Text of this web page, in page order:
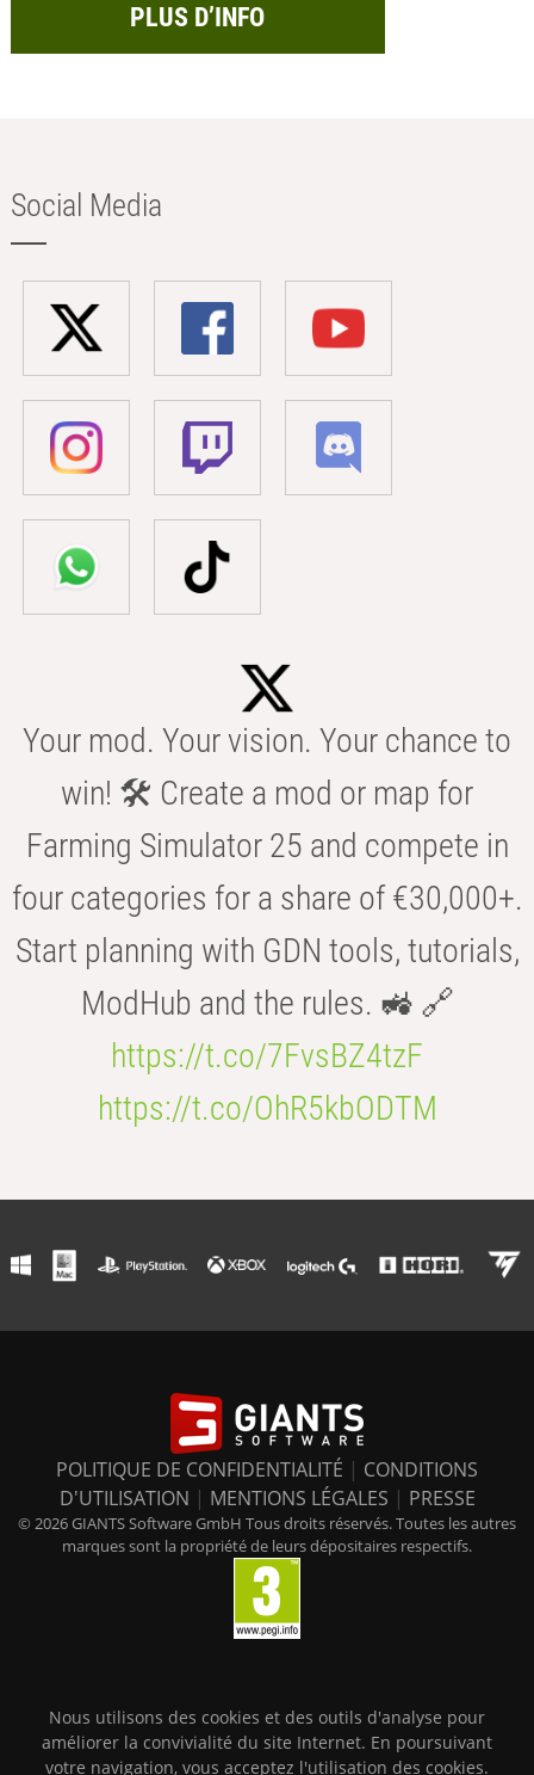
PLUS D’INFO
Social Media
Your mod. Your vision. Your chance to
win! 🛠️ Create a mod or map for
Farming Simulator 25 and compete in
four categories for a share of €30,000+.
Start planning with GDN tools, tutorials,
ModHub and the rules. 🚜 🔗
https://t.co/7FvsBZ4tzF
https://t.co/OhR5kbODTM
POLITIQUE DE CONFIDENTIALITÉ | CONDITIONS
D'UTILISATION | MENTIONS LÉGALES | PRESSE
© 2026 GIANTS Software GmbH Tous droits réservés. Toutes les autres
marques sont la propriété de leurs dépositaires respectifs.
Nous utilisons des cookies et des outils d'analyse pour
améliorer la convivialité du site Internet. En poursuivant
votre navigation, vous acceptez l'utilisation des cookies.